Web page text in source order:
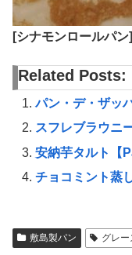
[シナモンロールパ
Related Posts:
パン・デ・ザッ
スフレブラウニ
安納芋タルト【
チョコミント蒸
敷島製パン グレー